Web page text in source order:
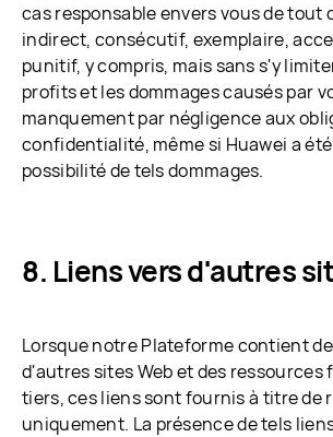
cas responsable envers vous de tout
indirect, consécutif, exemplaire,
punitif, y compris, mais sans s'y
profits et les dommages causés par
manquement par négligence aux
confidentialité, même si Huawei a
possibilité de tels dommages.
Liens vers d'autres
Lorsque notre Plateforme contient
d'autres sites Web et des ressources
tiers, ces liens sont fournis à titre de
uniquement. La présence de tels